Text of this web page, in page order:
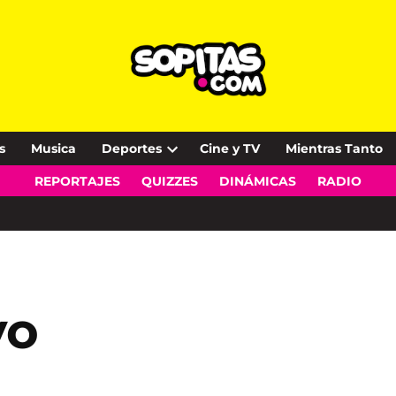
Musica Deportes
Open
dropdown
Cine y TV Mientras Tanto
REPORTAJES QUIZZES DINÁMICAS RADIO